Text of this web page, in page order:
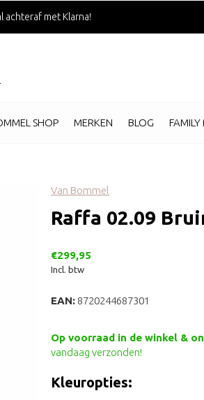
SHOP MERKEN BLOG FAMILY
achteraf met Klarna!
Van Bommel
Raffa 02.09
€299,95
Incl. btw
EAN: 8720244687301
Op voorraad in de winkel &
vandaag verzonden!
Kleuropties: